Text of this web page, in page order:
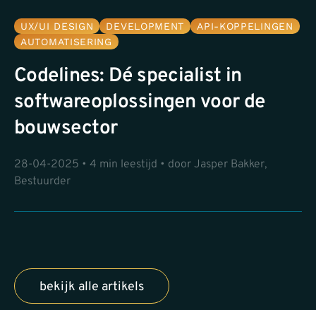
UX/UI DESIGN DEVELOPMENT
API-KOPPELINGEN
AUTOMATISERING
Codelines: Dé specialist in
softwareoplossingen voor de
bouwsector
28-04-2025 • 4 min leestijd • door Jasper Bakker,
Bestuurder
bekijk alle artikels